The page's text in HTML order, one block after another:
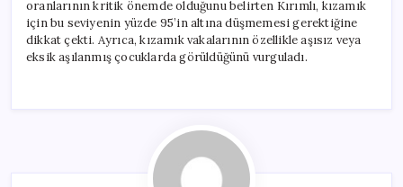
oranlarının kritik önemde olduğunu belirten Kırımlı, kızamık
için bu seviyenin yüzde 95’in altına düşmemesi gerektiğine
dikkat çekti. Ayrıca, kızamık vakalarının özellikle aşısız veya
eksik aşılanmış çocuklarda görüldüğünü vurguladı.